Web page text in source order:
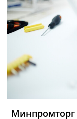
Минпромторг